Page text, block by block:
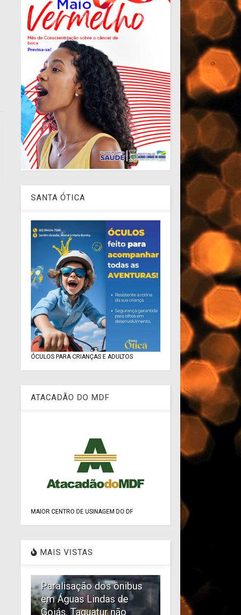
SANTA ÓTICA
ÓCULOS PARA CRIANÇAS E ADULTOS
ATACADÃO DO MDF
MAIOR CENTRO DE USINAGEM DO DF
MAIS VISTAS
Paralisação dos ônibus
em Águas Lindas de
Goiás. Taguatur não